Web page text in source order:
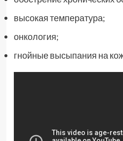
высокая температура;
онкология;
гнойные высыпания на